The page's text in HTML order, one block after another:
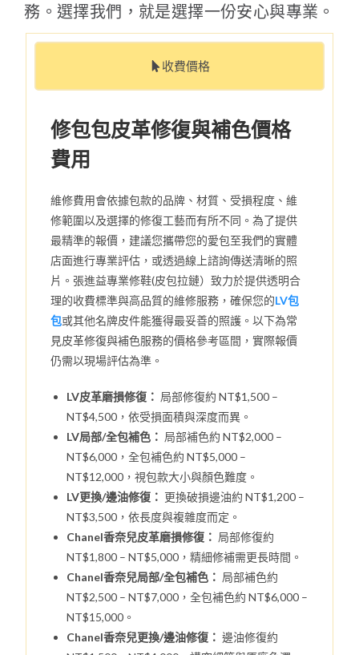
務。選擇我們，就是選擇一份安心與專業。
收費價格
修包包皮革修復與補色價格
費用
維修費用會依據包款的品牌、材質、受損程度、維
修範圍以及選擇的修復工藝而有所不同。為了提供
最精準的報價，建議您攜帶您的愛包至我們的實體
店面進行專業評估，或透過線上諮詢傳送清晰的照
片。張進益專業修鞋(皮包拉鏈）致力於提供透明合
理的收費標準與高品質的維修服務，確保您的LV包
包或其他名牌皮件能獲得最妥善的照護。以下為常
見皮革修復與補色服務的價格參考區間，實際報價
仍需以現場評估為準。
LV皮革磨損修復： 局部修復約 NT$1,500 –
NT$4,500，依受損面積與深度而異。
LV局部/全包補色： 局部補色約 NT$2,000 –
NT$6,000，全包補色約 NT$5,000 –
NT$12,000，視包款大小與顏色難度。
LV更換/邊油修復： 更換破損邊油約 NT$1,200 –
NT$3,500，依長度與複雜度而定。
Chanel香奈兒皮革磨損修復： 局部修復約
NT$1,800 – NT$5,000，精細修補需更長時間。
Chanel香奈兒局部/全包補色： 局部補色約
NT$2,500 – NT$7,000，全包補色約 NT$6,000 –
NT$15,000。
Chanel香奈兒更換/邊油修復： 邊油修復約